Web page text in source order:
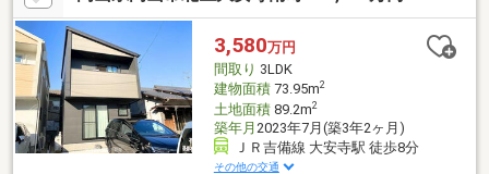
3,580万円
間取り 3LDK
建物面積73.95m2
土地面積89.2m2
築年月 2023年7月(築3年2ヶ月)
ＪＲ吉備線 大安寺駅 徒歩8分
その他の交通